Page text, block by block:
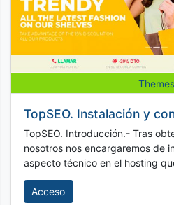
Themes
TopSEO. Instalación y
TopSEO. Introducción.- Tras
nosotros nos encargaremos de
aspecto técnico en el hosting
Acceso